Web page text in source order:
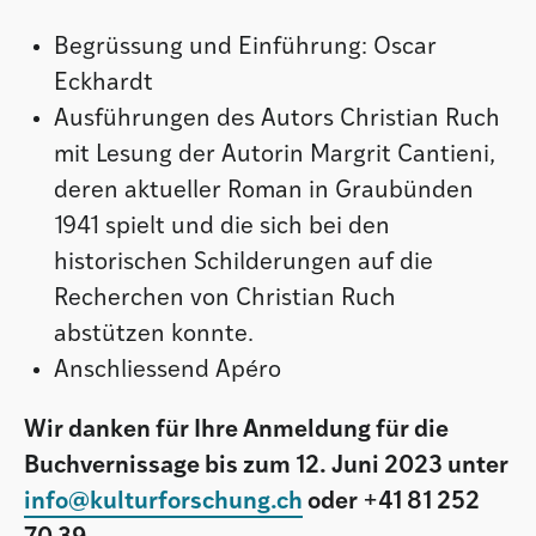
Begrüssung und Einführung: Oscar
Eckhardt
Ausführungen des Autors Christian Ruch
mit Lesung der Autorin Margrit Cantieni,
deren aktueller Roman in Graubünden
1941 spielt und die sich bei den
historischen Schilderungen auf die
Recherchen von Christian Ruch
abstützen konnte.
Anschliessend Apéro
Wir danken für Ihre Anmeldung für die
Buchvernissage bis zum 12. Juni 2023 unter
info@kulturforschung.ch oder +41 81 252